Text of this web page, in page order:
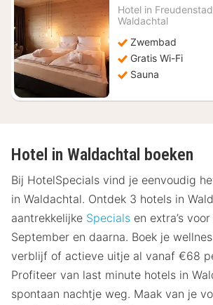
Hotel in
Waldachtal
Zwembad
Gratis Wi-Fi
Sauna
Hotel in Waldachtal boeken
Bij HotelSpecials vind je eenvoudig
in Waldachtal. Ontdek 3 hotels in
aantrekkelijke Specials en extra’s
September en daarna. Boek je
verblijf of actieve uitje al vanaf €68
Profiteer van last minute hotels in
spontaan nachtje weg. Maak van je